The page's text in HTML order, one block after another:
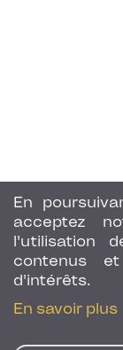
En
acceptez
l'utilisation
contenus
d'intérêts.
En savoir plus